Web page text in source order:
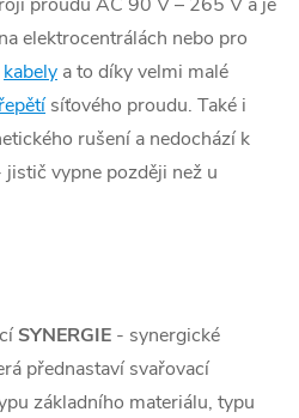
elektrocentrálách nebo pro
kabely a to díky velmi malé
síťového proudu. Také i
rušení a nedochází k
vypne později než u
SYNERGIE - synergické
přednastaví svařovací
základního materiálu, typu